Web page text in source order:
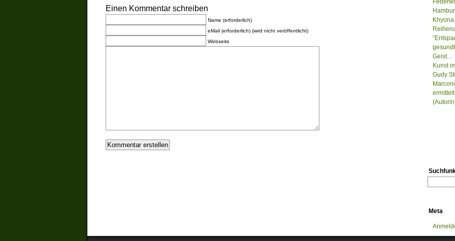
Einen Kommentar schreiben
Name (erforderlich)
eMail (erforderlich) (wird nicht veröffentlicht)
Webseite
Geist…
Kunst
Gudy
Meta